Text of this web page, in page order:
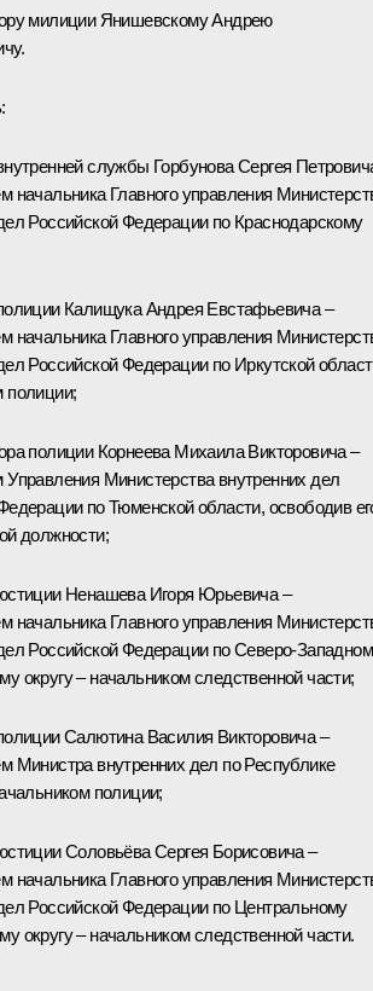
милиции Янишевскому Андрею
службы Горбунова Сергея
начальника Главного управления
Российской Федерации по Краснодарскому
Калищука Андрея Евстафьевича –
начальника Главного управления
Российской Федерации по Иркутской
полиции;
полиции Корнеева Михаила Викторовича –
Управления Министерства внутренних дел
по Тюменской области, освободив
должности;
Ненашева Игоря Юрьевича –
начальника Главного управления
Российской Федерации по Северо-
округу – начальником следственной части;
Салютина Василия Викторовича –
Министра внутренних дел по Республике
полиции;
Соловьёва Сергея Борисовича –
начальника Главного управления
Российской Федерации по Центральному
округу – начальником следственной части.